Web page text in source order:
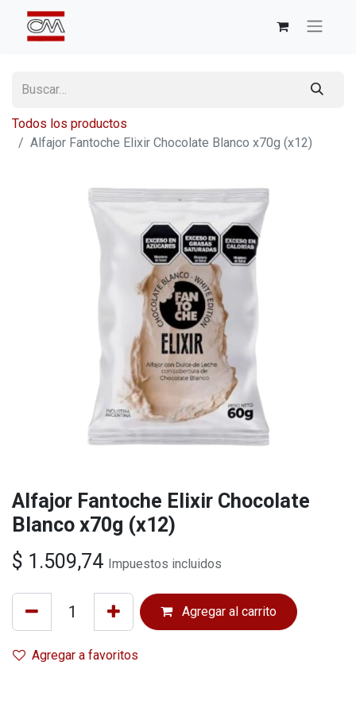
Todos los productos
Alfajor Fantoche Elixir Chocolate Blanco x70g (x12)
Alfajor Fantoche Elixir Chocolate
Blanco x70g (x12)
$ 1.509,74 Impuestos incluidos
Agregar al carrito
Agregar a favoritos